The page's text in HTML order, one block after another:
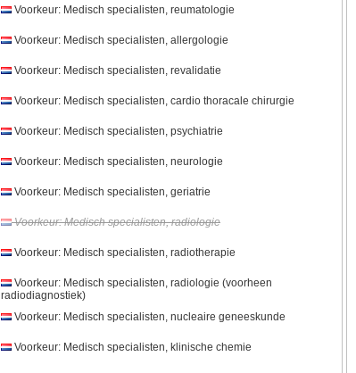
Voorkeur: Medisch specialisten, reumatologie
Voorkeur: Medisch specialisten, allergologie
Voorkeur: Medisch specialisten, revalidatie
Voorkeur: Medisch specialisten, cardio thoracale chirurgie
Voorkeur: Medisch specialisten, psychiatrie
Voorkeur: Medisch specialisten, neurologie
Voorkeur: Medisch specialisten, geriatrie
Voorkeur: Medisch specialisten, radiologie
Voorkeur: Medisch specialisten, radiotherapie
Voorkeur: Medisch specialisten, radiologie (voorheen
radiodiagnostiek)
Voorkeur: Medisch specialisten, nucleaire geneeskunde
Voorkeur: Medisch specialisten, klinische chemie